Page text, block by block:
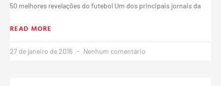
50 melhores revelações do futebol Um dos principais jornais da
READ MORE
27 de janeiro de 2016 Nenhum comentário